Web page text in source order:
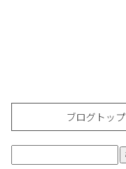
ブログトップ